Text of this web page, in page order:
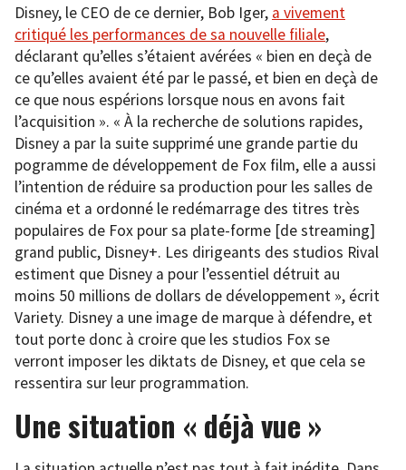
Disney, le CEO de ce dernier, Bob Iger, a vivement
critiqué les performances de sa nouvelle filiale,
déclarant qu’elles s’étaient avérées « bien en deçà de
ce qu’elles avaient été par le passé, et bien en deçà de
ce que nous espérions lorsque nous en avons fait
l’acquisition ». « À la recherche de solutions rapides,
Disney a par la suite supprimé une grande partie du
pogramme de développement de Fox film, elle a aussi
l’intention de réduire sa production pour les salles de
cinéma et a ordonné le redémarrage des titres très
populaires de Fox pour sa plate-forme [de streaming]
grand public, Disney+. Les dirigeants des studios Rival
estiment que Disney a pour l’essentiel détruit au
moins 50 millions de dollars de développement », écrit
Variety. Disney a une image de marque à défendre, et
tout porte donc à croire que les studios Fox se
verront imposer les diktats de Disney, et que cela se
ressentira sur leur programmation.
Une situation « déjà vue »